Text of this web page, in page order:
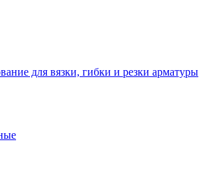
для вязки, гибки и резки арматуры